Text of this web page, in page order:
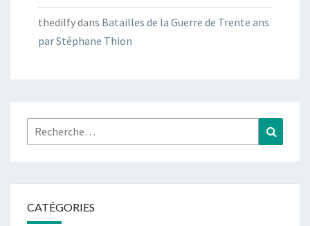
thedilfydans Batailles de la Guerre de Trente ans
par Stéphane Thion
Rechercher :
CATÉGORIES